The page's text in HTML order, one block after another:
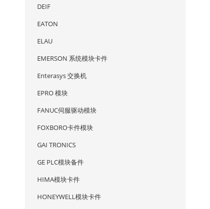
DEIF
EATON
ELAU
EMERSON 系统模块卡件
Enterasys 交换机
EPRO 模块
FANUC伺服驱动模块
FOXBORO卡件模块
GAI TRONICS
GE PLC模块备件
HIMA模块卡件
HONEYWELL模块卡件